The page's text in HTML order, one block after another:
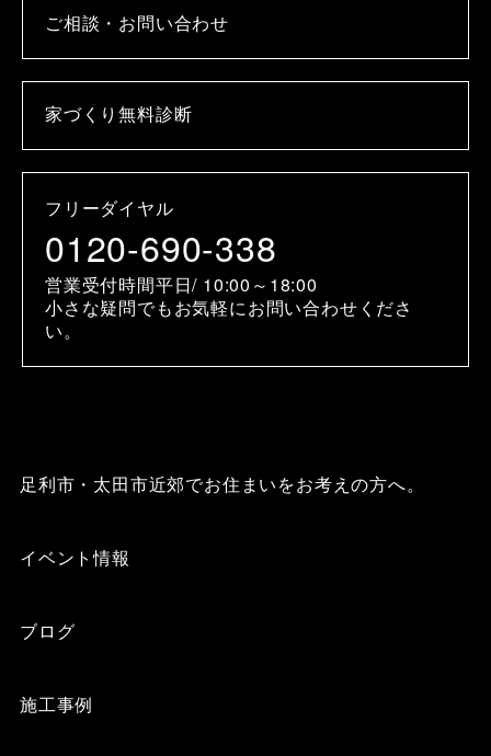
ご相談・お問い合わせ
家づくり無料診断
フリーダイヤル
0120-690-338
営業受付時間平日/ 10:00～18:00
小さな疑問でもお気軽にお問い合わせくださ
い。
足利市・太田市近郊でお住まいをお考えの方へ。
イベント情報
ブログ
施工事例